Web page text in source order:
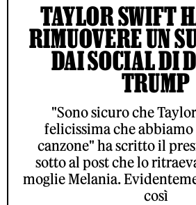
TAYLOR SWIFT
RIMUOVERE UN
DAI SOCIAL DI
TRUMP
"Sono sicuro che
felicissima che abbiamo
canzone" ha scritto il
sotto al post che lo
moglie Melania.
così